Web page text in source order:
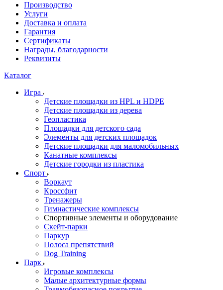
Производство
Услуги
Доставка и оплата
Гарантия
Сертификаты
Награды, благодарности
Реквизиты
Каталог
Игра
Детские площадки из HPL и HDPE
Детские площадки из дерева
Геопластика
Площадки для детского сада
Элементы для детских площадок
Детские площадки для маломобильных
Канатные комплексы
Детские городки из пластика
Спорт
Воркаут
Кроссфит
Тренажеры
Гимнастические комплексы
Спортивные элементы и оборудование
Скейт-парки
Паркур
Полоса препятствий
Dog Training
Парк
Игровые комплексы
Малые архитектурные формы